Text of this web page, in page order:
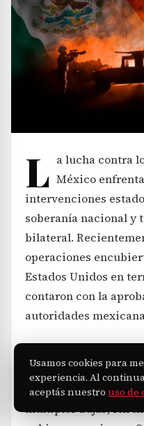
L a lucha contra
México
intervenciones
soberanía nacional y
bilateral.
operaciones
Estados Unidos en
contaron con la
autoridades
Branch llevó a cabo
Beltrán contra el
múltiples bajas, sin
Usamos cookies para
experiencia. Al
aceptás nuestro uso de